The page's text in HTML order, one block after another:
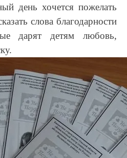
день хочется пожелать
слова благодарности
дарят детям любовь,